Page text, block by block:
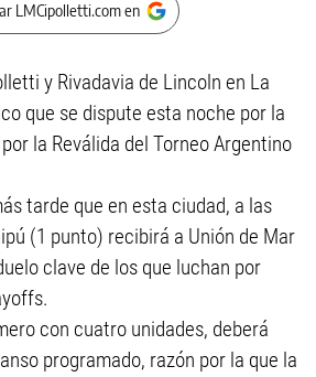
LMCipolletti.com en
y Rivadavia de Lincoln en La
que se dispute esta noche por la
la Reválida del Torneo Argentino
tarde que en esta ciudad, a las
(1 punto) recibirá a Unión de Mar
clave de los que luchan por
con cuatro unidades, deberá
programado, razón por la que la